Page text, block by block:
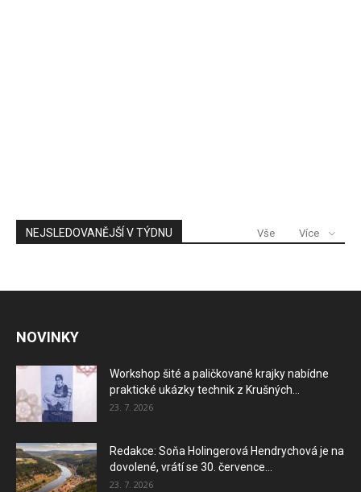
NEJSLEDOVANĚJŠÍ V TÝDNU Vše Více
NOVINKY
Workshop šité a paličkované krajky nabídne
praktické ukázky technik z Krušných...
23. 7. 2026
Redakce: Soňa Holingerová Hendrychová je na
dovolené, vrátí se 30. července...
23. 7. 2026